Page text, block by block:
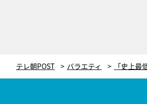
テレ朝POST バラエティ